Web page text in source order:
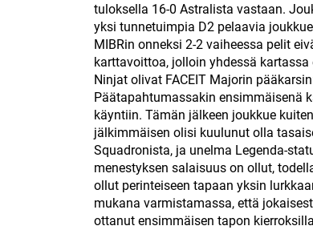
tuloksella 16-0 Astralista vastaan.
yksi tunnetuimpia D2 pelaavia
MIBRin onneksi 2-2 vaiheessa pelit
karttavoittoa, jolloin yhdessä
Ninjat olivat FACEIT Majorin
Päätapahtumassakin ensimmäisenä
käyntiin. Tämän jälkeen joukkue
jälkimmäisen olisi kuulunut olla
Squadronista, ja unelma Legenda-
menestyksen salaisuus on ollut,
ollut perinteiseen tapaan yksin
mukana varmistamassa, että
ottanut ensimmäisen tapon